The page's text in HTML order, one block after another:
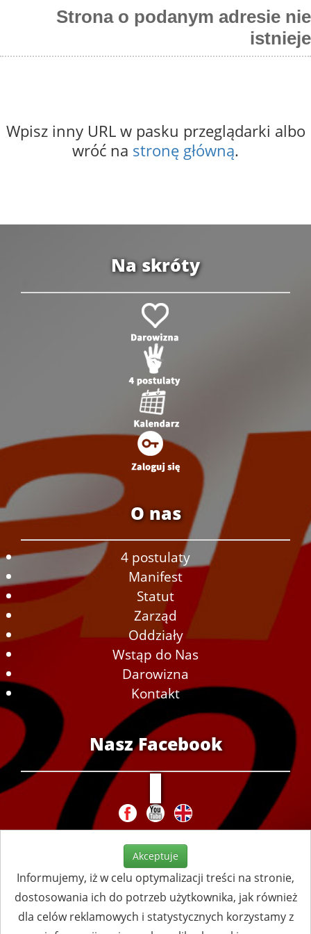
Strona o podanym adresie nie
istnieje
Wpisz inny URL w pasku przeglądarki albo
wróć na stronę główną.
Na skróty
O nas
4 postulaty
Manifest
Statut
Zarząd
Oddziały
Wstąp do Nas
Darowizna
Kontakt
Nasz Facebook
Akceptuje
Informujemy, iż w celu optymalizacji treści na stronie,
dostosowania ich do potrzeb użytkownika, jak również
dla celów reklamowych i statystycznych korzystamy z